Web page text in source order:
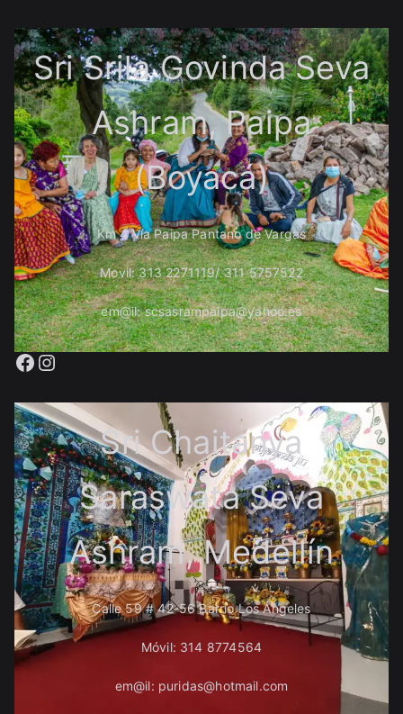
Sri Srila Govinda Seva
Ashram, Paipa
(Boyacá)
Km 4 Vía Paipa Pantano de Vargas
Movil: 313 2271119/ 311 5757522
em@il: scsasrampaipa@yahoo.es
Facebook
Instagram
Sri Chaitanya
Saraswata Seva
Ashram, Medellín
Calle 59 # 42-56 Barrio Los Ángeles
Móvil: 314 8774564
em@il: puridas@hotmail.com